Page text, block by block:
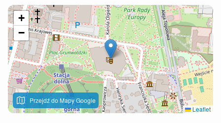
+
−
Przejdź do Mapy Google
Leaflet